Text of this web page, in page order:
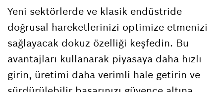
Yeni sektörlerde ve klasik endüstride
doğrusal hareketlerinizi optimize etmenizi
sağlayacak dokuz özelliği keşfedin. Bu
avantajları kullanarak piyasaya daha hızlı
girin, üretimi daha verimli hale getirin ve